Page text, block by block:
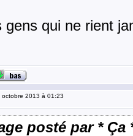
gens qui ne rient
octobre 2013 à 01:23
posté par * Ça